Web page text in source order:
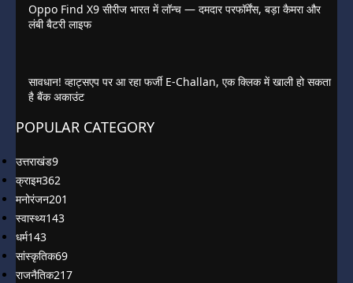
Oppo Find X9 सीरीज भारत में लॉन्च — दमदार परफॉर्मेंस, बड़ा कैमरा और
लंबी बैटरी लाइफ
सावधान! व्हाट्सएप पर आ रहा फर्जी E-Challan, एक क्लिक में खाली हो सकता
है बैंक अकाउंट
POPULAR CATEGORY
उत्तराखंड9
क्राइम362
मनोरंजन201
स्वास्थ्य143
धर्म143
सांस्कृतिक69
राजनैतिक217